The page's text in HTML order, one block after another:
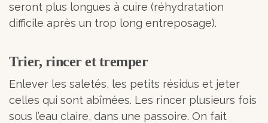
seront plus longues à cuire (réhydratation
difficile après un trop long entreposage).
Trier, rincer et tremper
Enlever les saletés, les petits résidus et jeter
celles qui sont abîmées. Les rincer plusieurs fois
sous l’eau claire, dans une passoire. On fait